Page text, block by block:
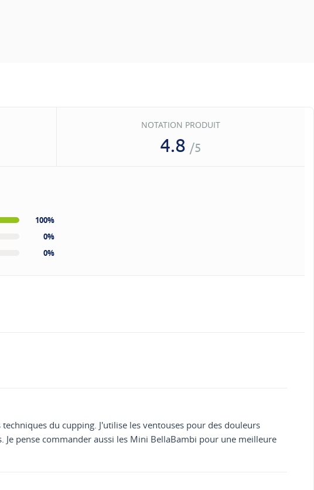
NOTATION PRODUIT
4.8 /5
100%
0%
0%
du cupping. J'utilise les ventouses pour des douleurs
pense commander aussi les Mini BellaBambi pour une meilleure